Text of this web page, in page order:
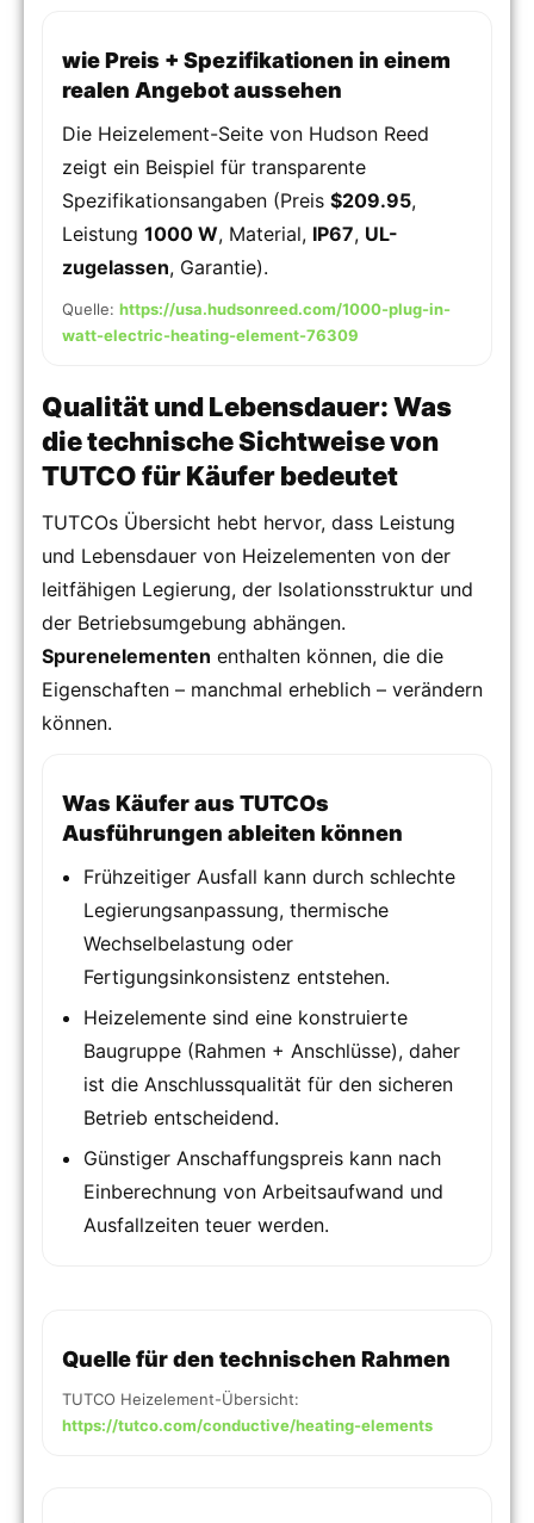
wie Preis + Spezifikationen in einem
realen Angebot aussehen
Die Heizelement-Seite von Hudson Reed
zeigt ein Beispiel für transparente
Spezifikationsangaben (Preis $209.95,
Leistung 1000 W, Material, IP67, UL-
zugelassen, Garantie).
Quelle: https://usa.hudsonreed.com/1000-plug-in-
watt-electric-heating-element-76309
Qualität und Lebensdauer: Was
die technische Sichtweise von
TUTCO für Käufer bedeutet
TUTCOs Übersicht hebt hervor, dass Leistung
und Lebensdauer von Heizelementen von der
leitfähigen Legierung, der Isolationsstruktur und
der Betriebsumgebung abhängen.
Spurenelementen enthalten können, die die
Eigenschaften – manchmal erheblich – verändern
können.
Was Käufer aus TUTCOs
Ausführungen ableiten können
Frühzeitiger Ausfall kann durch schlechte
Legierungsanpassung, thermische
Wechselbelastung oder
Fertigungsinkonsistenz entstehen.
Heizelemente sind eine konstruierte
Baugruppe (Rahmen + Anschlüsse), daher
ist die Anschlussqualität für den sicheren
Betrieb entscheidend.
Günstiger Anschaffungspreis kann nach
Einberechnung von Arbeitsaufwand und
Ausfallzeiten teuer werden.
Quelle für den technischen Rahmen
TUTCO Heizelement-Übersicht:
https://tutco.com/conductive/heating-elements